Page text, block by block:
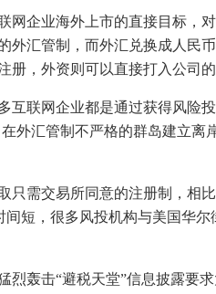
网企业海外上市的直接目标，
外汇管制，而外汇兑换成人民
册，外资则可以直接打入公司
互联网企业都是通过获得风险
外汇管制不严格的群岛建立
只需交易所同意的注册制，相
间短，很多风投机构与美国华
烈轰击“避税天堂”信息披露要